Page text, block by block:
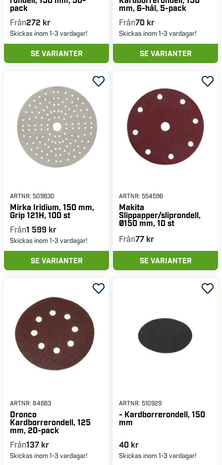
pack
Från272 kr
Skickas inom 1-3 vardagar!
SE VARIANTER
mm, 6-hål, 5-pack
Från70 kr
Skickas inom 1-3 vardagar!
SE VARIANTER
ARTNR: 509630
Mirka Iridium, 150 mm,
Grip 121H, 100 st
Från1 599 kr
Skickas inom 1-3 vardagar!
SE VARIANTER
ARTNR: 554596
Makita
Slippapper/sliprondell,
Ø150 mm, 10 st
Från77 kr
SE VARIANTER
ARTNR: 84663
Dronco
Kardborrerondell, 125
mm, 20-pack
Från137 kr
Skickas inom 1-3 vardagar!
ARTNR: 510929
- Kardborrerondell, 150
mm
40 kr
Skickas inom 1-3 vardagar!